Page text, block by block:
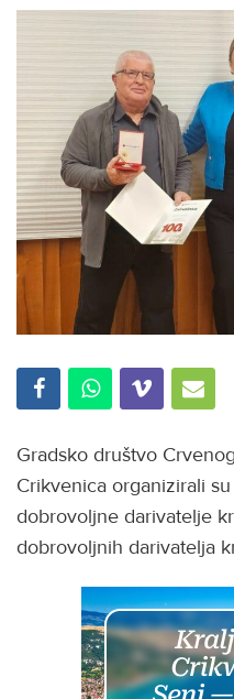
Gradsko društvo
Crikvenica organizirali
dobrovoljne darivatelje
dobrovoljnih darivatelja